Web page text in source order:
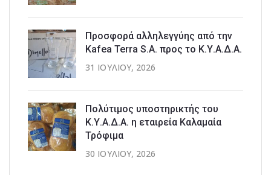
Προσφορά αλληλεγγύης από την
Kafea Terra S.A. προς το Κ.Υ.Α.Δ.Α.
31 ΙΟΥΛΊΟΥ, 2026
Πολύτιμος υποστηρικτής του
Κ.Υ.Α.Δ.Α. η εταιρεία Καλαμαία
Τρόφιμα
30 ΙΟΥΛΊΟΥ, 2026